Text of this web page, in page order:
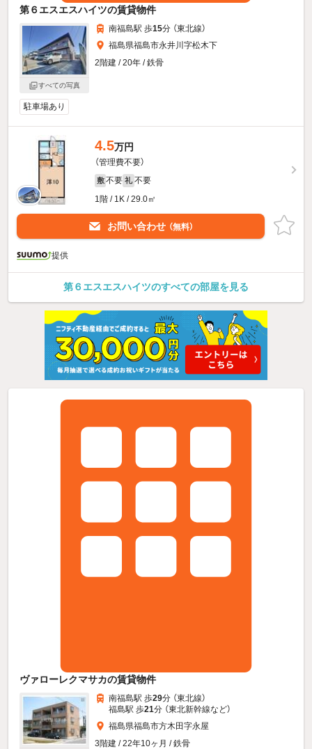
第６エスエスハイツの賃貸物件
すべての写真
南福島駅 歩15分 （東北線）
福島県福島市永井川字松木下
2階建 / 20年 / 鉄骨
駐車場あり
4.5万円
（管理費不要）
敷 不要 礼 不要
1階 / 1K / 29.0㎡
お問い合わせ （無料）
提供
第６エスエスハイツのすべての部屋を見る
ヴァローレクマサカの賃貸物件
南福島駅 歩29分 （東北線）
福島駅 歩21分 （東北新幹線など）
福島県福島市方木田字永屋
3階建 / 22年10ヶ月 / 鉄骨